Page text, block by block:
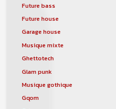
Future bass
Future house
Garage house
Musique mixte
Ghettotech
Glam punk
Musique gothique
Gqom